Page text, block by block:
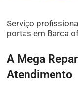
Serviço
portas em Barca
A Mega
Atendimento